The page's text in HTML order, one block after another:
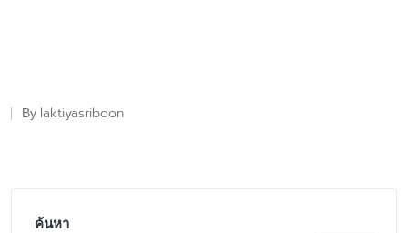
Posted
By laktiyasriboon
ค้นหา